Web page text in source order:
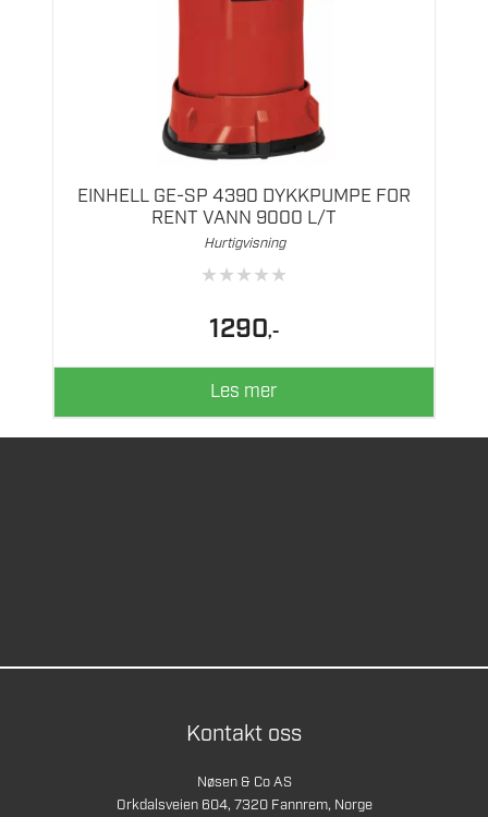
EINHELL GE-SP 4390 DYKKPUMPE FOR
RENT VANN 9000 L/T
Hurtigvisning
★★★★★
1290,-
Les mer
Kontakt oss
Nøsen & Co AS
Orkdalsveien 604, 7320 Fannrem, Norge